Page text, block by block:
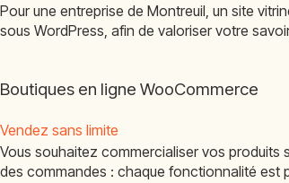
Pour une entreprise de Montreuil, un site
sous WordPress, afin de valoriser votre
Boutiques en ligne WooCommerce
Vendez sans limite
Vous souhaitez commercialiser vos produits
des commandes : chaque fonctionnalité est